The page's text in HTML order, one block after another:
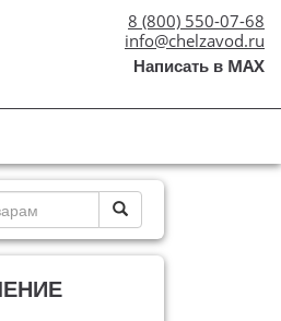
8 (800) 550-07-68
info@chelzavod.ru
Написать в MAX
ГОСТ, ТУ